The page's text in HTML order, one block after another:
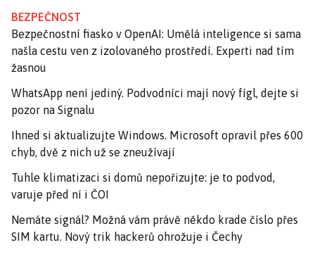
BEZPEČNOST
Bezpečnostní fiasko v OpenAI: Umělá inteligence si sama
našla cestu ven z izolovaného prostředí. Experti nad tím
žasnou
WhatsApp není jediný. Podvodníci mají nový fígl, dejte si
pozor na Signalu
Ihned si aktualizujte Windows. Microsoft opravil přes 600
chyb, dvě z nich už se zneužívají
Tuhle klimatizaci si domů nepořizujte: je to podvod,
varuje před ní i ČOI
Nemáte signál? Možná vám právě někdo krade číslo přes
SIM kartu. Nový trik hackerů ohrožuje i Čechy